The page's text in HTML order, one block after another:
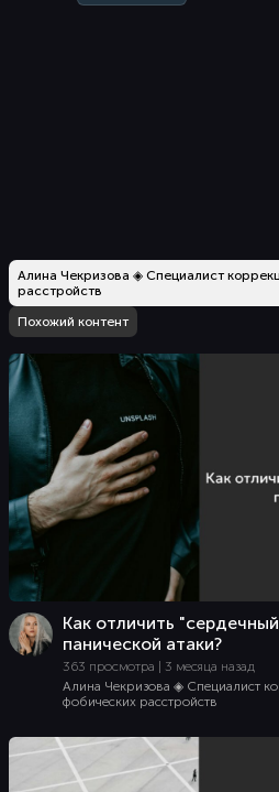
Алина Чекризова ◈ Специалист
расстройств
Похожий контент
Как отличить
панической атаки?
363 просмотра | 3 месяца назад
Алина Чекризова ◈ Специалист
фобических расстройств